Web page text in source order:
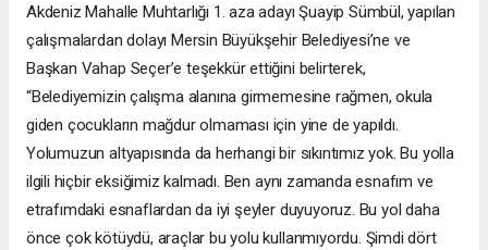
Akdeniz Mahalle Muhtarlığı 1. aza adayı Şuayip Sümbül, yapılan
çalışmalardan dolayı Mersin Büyükşehir Belediyesi’ne ve
Başkan Vahap Seçer’e teşekkür ettiğini belirterek,
“Belediyemizin çalışma alanına girmemesine rağmen, okula
giden çocukların mağdur olmaması için yine de yapıldı.
Yolumuzun altyapısında da herhangi bir sıkıntımız yok. Bu yolla
ilgili hiçbir eksiğimiz kalmadı. Ben aynı zamanda esnafım ve
etrafımdaki esnaflardan da iyi şeyler duyuyoruz. Bu yol daha
önce çok kötüydü, araçlar bu yolu kullanmıyordu. Şimdi dört